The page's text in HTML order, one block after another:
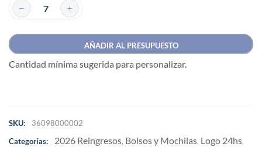
AÑADIR AL PRESUPUESTO
Cantidad mínima sugerida para personalizar.
SKU:
36098000002
Categorías:
2026 Reingresos, Bolsos y Mochilas, Logo 24hs,